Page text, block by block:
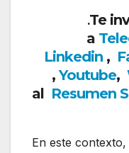
.Te
a
Linkedin,
,Youtube,
al Resumen
En este